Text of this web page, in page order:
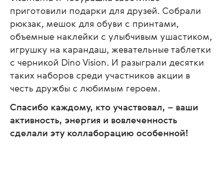
приготовили подарки для друзей. Собрали
рюкзак, мешок для обуви с принтами,
объемные наклейки с улыбчивым ушастиком,
игрушку на карандаш, жевательные таблетки
с черникой Dino Vision. И разыграли десятки
таких наборов среди участников акции в
честь дружбы с любимым героем.
Спасибо каждому, кто участвовал, – ваши
активность, энергия и вовлеченность
сделали эту коллаборацию особенной!